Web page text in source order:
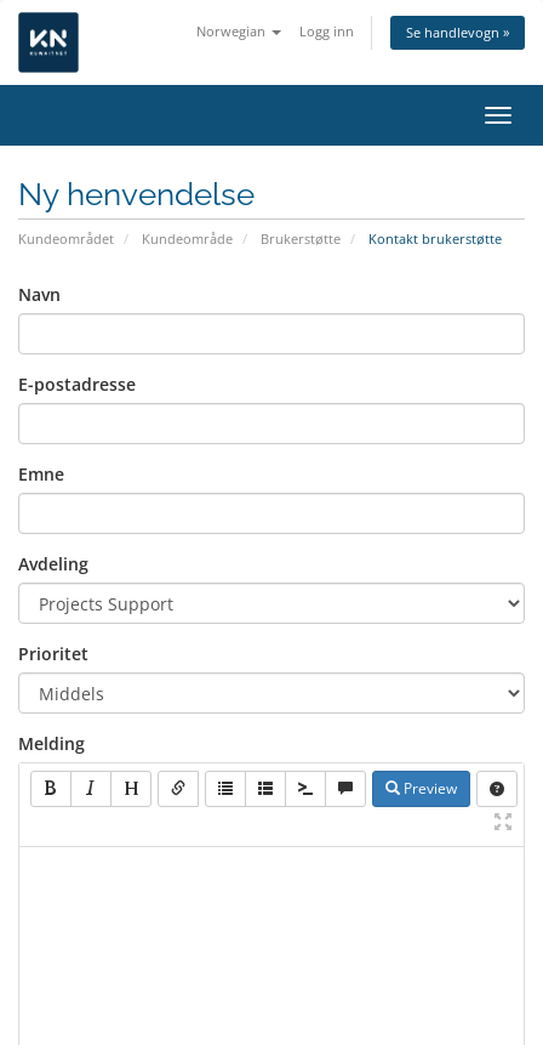
Norwegian Logg inn Se handlevogn »
Bytt
Ny henvendelse
Kundeområdet Kundeområde Brukerstøtte Kontakt brukerstøtte
Navn
E-postadresse
Emne
Avdeling
Prioritet
Melding
Preview